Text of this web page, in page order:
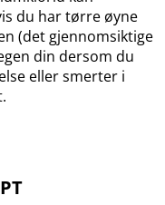
du har tørre øyne
(det gjennomsiktige
din dersom du
eller smerter i